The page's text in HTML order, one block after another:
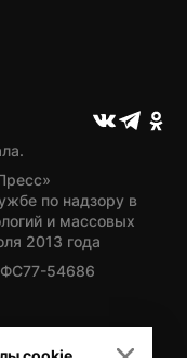
по надзору в
и массовых
2013 года
54686